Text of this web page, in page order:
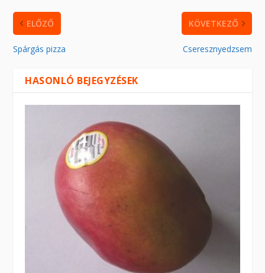
ELŐZŐ
Spárgás pizza
KÖVETKEZŐ
Cseresznyedzsem
HASONLÓ BEJEGYZÉSEK